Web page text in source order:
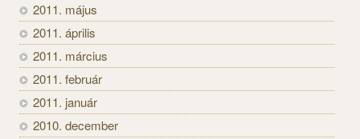
2011. május
2011. április
2011. március
2011. február
2011. január
2010. december